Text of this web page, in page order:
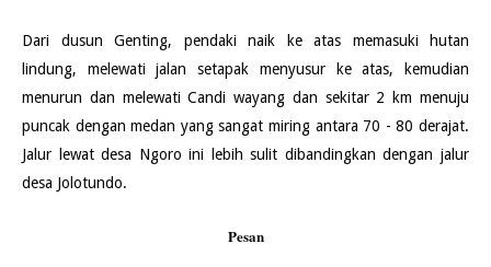
Dari dusun Genting, pendaki naik ke atas memasuki hutan
lindung, melewati jalan setapak menyusur ke atas, kemudian
menurun dan melewati Candi wayang dan sekitar 2 km menuju
puncak dengan medan yang sangat miring antara 70 - 80 derajat.
Jalur lewat desa Ngoro ini lebih sulit dibandingkan dengan jalur
desa Jolotundo.
Pesan